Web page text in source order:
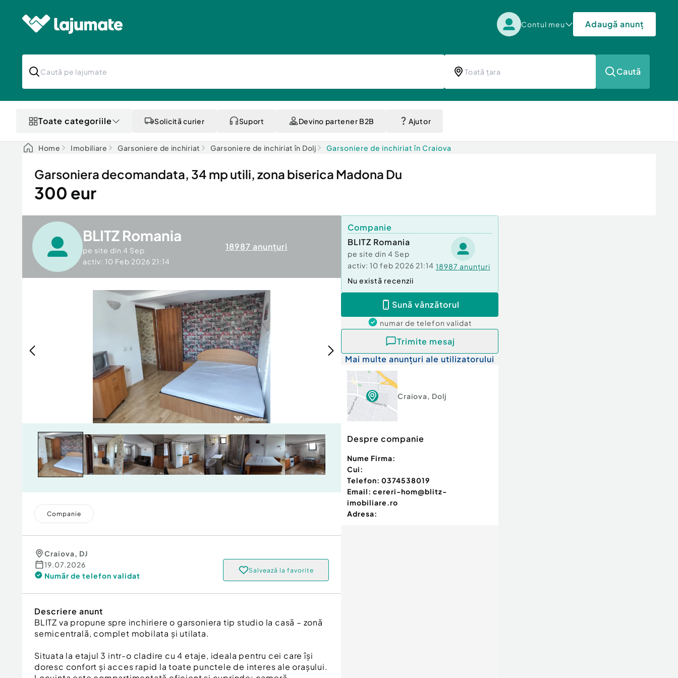
Contul meu Adaugă anunț
Caută
Toate categoriile Solicită curier Suport Devino partener B2B Ajutor
Home Imobiliare Garsoniere de inchiriat Garsoniere de inchiriat în Dolj Garsoniere de inchiriat în Craiova
Garsoniera decomandata, 34 mp utili, zona biserica Madona Du
300 eur
BLITZ Romania
pe site din 4 Sep
activ: 10 Feb 2026 21:14
18987 anunțuri
Companie
Craiova, DJ
19.07.2026
Număr de telefon validat
Salvează la favorite
Descriere anunt
BLITZ va propune spre inchiriere o garsoniera tip studio la casă – zonă
semicentrală, complet mobilata și utilata.
Situata la etajul 3 intr-o cladire cu 4 etaje, ideala pentru cei care își
doresc confort și acces rapid la toate punctele de interes ale orașului.
Companie
BLITZ Romania
pe site din 4 Sep
activ: 10 feb 2026 21:14 18987 anunțuri
Nu există recenzii
Sună vânzătorul
numar de telefon validat
Trimite mesaj
Mai multe anunțuri ale utilizatorului
Craiova, Dolj
Despre companie
Nume Firma:
Cui:
Telefon: 0374538019
Email: cereri-hom@blitz-
imobiliare.ro
Adresa: